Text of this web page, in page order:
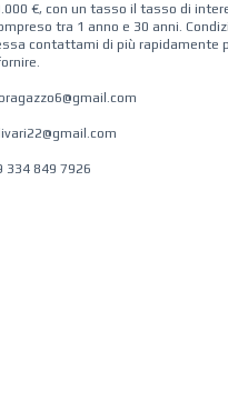
€, con un tasso il tasso di
tra 1 anno e 30 anni.
contattami di più rapidamente
334 849 7926